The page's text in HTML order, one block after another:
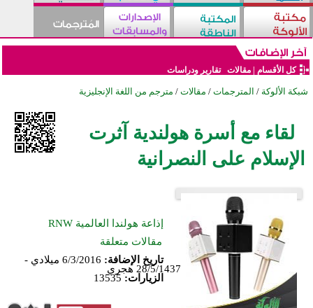
كل الأقسام |مقالات تقارير ودراسات
شبكة الألوكة / المترجمات / مقالات / مترجم من اللغة الإنجليزية
لقاء مع أسرة هولندية آثرت
الإسلام على النصرانية
إذاعة هولندا العالمية RNW
مقالات متعلقة
تاريخ الإضافة:
6/3/2016 ميلادي -
28/5/1437 هجري
الزيارات: 13535